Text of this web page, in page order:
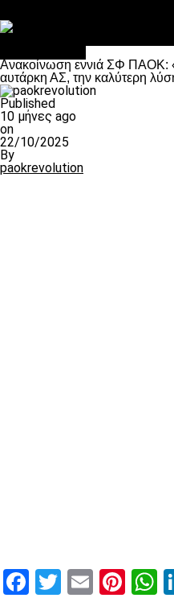
Ανακοίνωση εννιά ΣΦ ΠΑΟΚ:
αυτάρκη ΑΣ, την καλύτερη
Published
10 μήνες ago
on
22/10/2025
By
paokrevolution
Facebook
Twitter
Email